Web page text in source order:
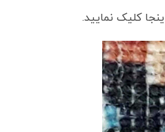
کلیک نمایید.